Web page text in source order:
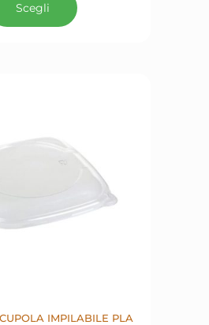
Scegli
IMPILABILE PLA